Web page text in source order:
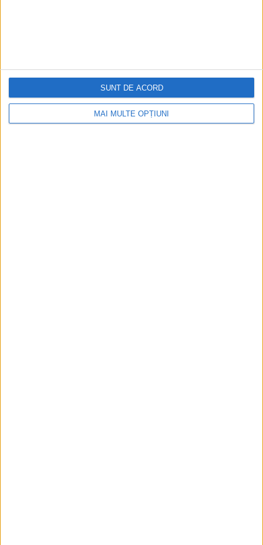
MAI MULTE OPȚIUNI
SUNT DE ACORD